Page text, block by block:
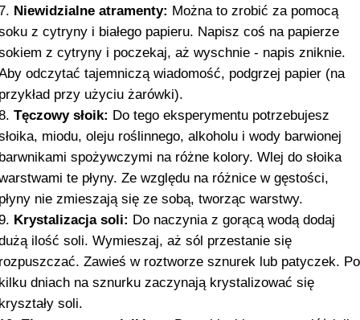
Niewidzialne atramenty: Można to zrobić za pomocą
z cytryny i białego papieru. Napisz coś na papierze
z cytryny i poczekaj, aż wyschnie - napis zniknie.
odczytać tajemniczą wiadomość, podgrzej papier (na
przy użyciu żarówki).
Tęczowy słoik: Do tego eksperymentu potrzebujesz
miodu, oleju roślinnego, alkoholu i wody barwionej
spożywczymi na różne kolory. Wlej do słoika
te płyny. Ze względu na różnice w gęstości,
nie zmieszają się ze sobą, tworząc warstwy.
Krystalizacja soli: Do naczynia z gorącą wodą dodaj
ilość soli. Wymieszaj, aż sól przestanie się
Zawieś w roztworze sznurek lub patyczek. Po
dniach na sznurku zaczynają krystalizować się
soli.